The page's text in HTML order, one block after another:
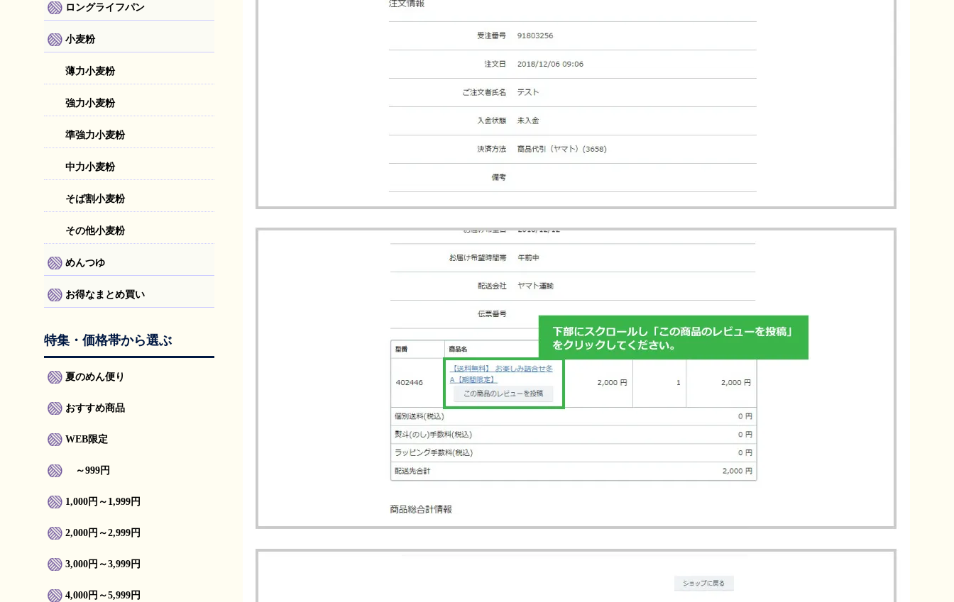
ロングライフパン
小麦粉
薄力小麦粉
強力小麦粉
準強力小麦粉
中力小麦粉
そば割小麦粉
その他小麦粉
めんつゆ
お得なまとめ買い
特集・価格帯から選ぶ
夏のめん便り
おすすめ商品
WEB限定
～999円
1,000円～1,999円
2,000円～2,999円
3,000円～3,999円
4,000円～5,999円